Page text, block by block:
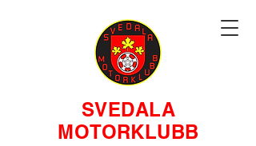
SVEDALA
MOTORKLUBB